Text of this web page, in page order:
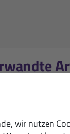
wir nutzen